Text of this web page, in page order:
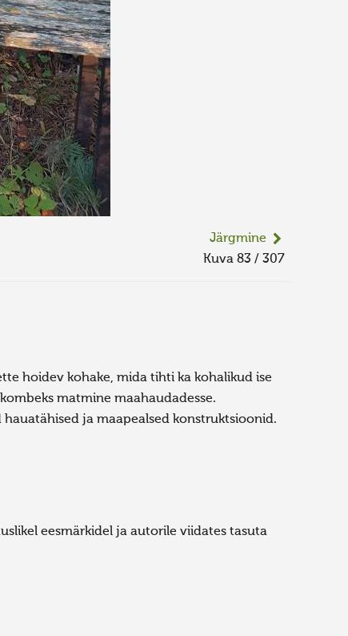
Järgmine
Kuva 83 / 307
hoidev kohake, mida tihti ka kohalikud ise
matmine maahaudadesse.
ja maapealsed konstruktsioonid.
eesmärkidel ja autorile viidates tasuta